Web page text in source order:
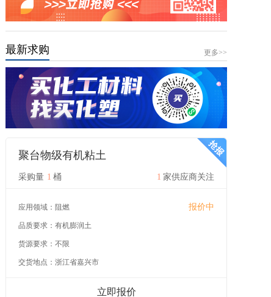
最新求购 更多>>
聚台物级有机粘土
采购量 1 桶 1 家供应商关注
应用领域： 阻燃 报价中
品质要求： 有机膨润土
货源要求： 不限
交货地点： 浙江省嘉兴市
立即报价